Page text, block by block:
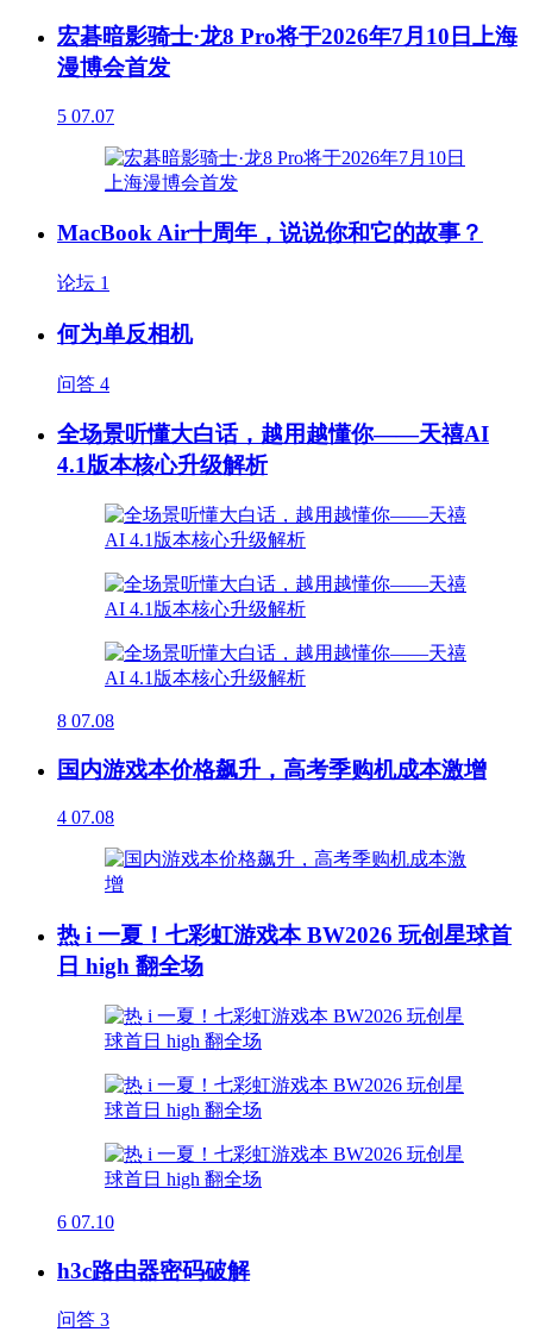
宏碁暗影骑士·龙8 Pro将于2026年7月10日上海
漫博会首发
5 07.07
MacBook Air十周年，说说你和它的故事？
论坛 1
何为单反相机
问答 4
全场景听懂大白话，越用越懂你——天禧AI
4.1版本核心升级解析
8 07.08
国内游戏本价格飙升，高考季购机成本激增
4 07.08
热 i 一夏！七彩虹游戏本 BW2026 玩创星球首
日 high 翻全场
6 07.10
h3c路由器密码破解
问答 3